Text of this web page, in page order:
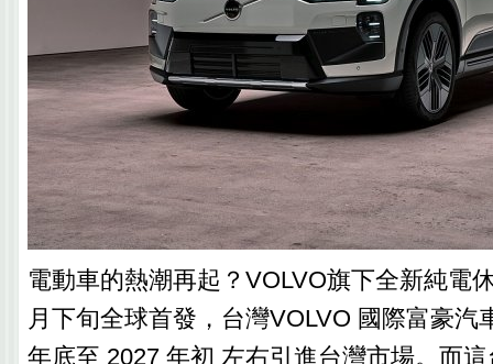
電動車的熱潮再起？VOLVO旗下全新純電
月下旬全球首發，台灣VOLVO 國際富豪汽
年底至 2027 年初 左右引進台灣市場。而